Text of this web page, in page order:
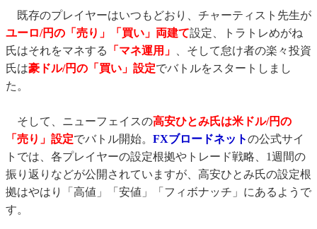
既存のプレイヤーはいつもどおり、チャーティスト先生が
ユーロ/円の「売り」「買い」両建て設定、トラトレめがね
氏はそれをマネする
「マネ運用」
、そして怠け者の楽々投資
氏は豪ドル/円の「買い」設定でバトルをスタートしまし
た。
そして、ニューフェイスの高安ひとみ氏は米ドル/円の
「売り」設定でバトル開始。 FXブロードネットの公式サイ
トでは、各プレイヤーの設定根拠やトレード戦略、1週間の
振り返りなどが公開されていますが、高安ひとみ氏の設定根
拠はやはり「高値」「安値」「フィボナッチ」にあるようで
す。